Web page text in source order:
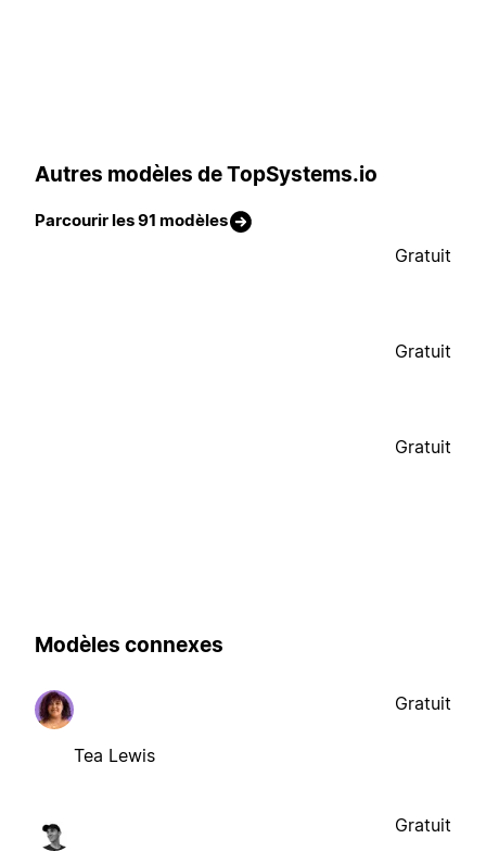
Autres modèles de TopSystems.io
Parcourir les 91 modèles
Gratuit
Gratuit
Gratuit
Modèles connexes
Tea Lewis
Gratuit
Gratuit